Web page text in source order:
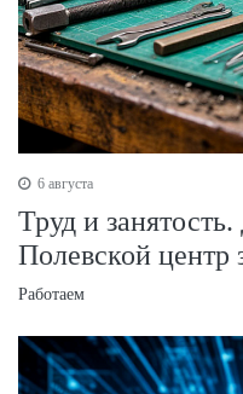
6 августа
Труд и
Полевской центр
Работаем